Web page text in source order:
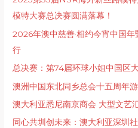
模特大赛总决赛圆满落幕！
2026年澳中慈善·相约今宵中国
行
总决赛：第74届环球小姐中国区
澳洲中国东北同乡总会十五周年
澳大利亚悉尼南京商会 大型文艺
同心共圳创未来：澳大利亚深圳